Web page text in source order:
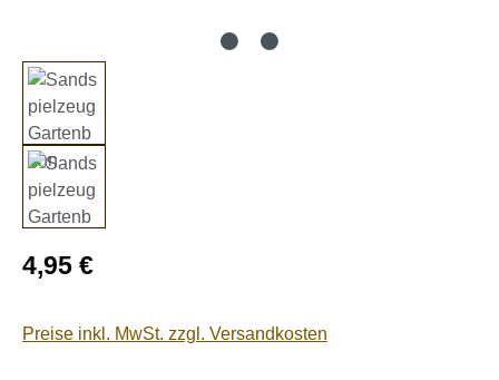
Regulärer Preis:
4,95 €
Preise inkl. MwSt. zzgl. Versandkosten